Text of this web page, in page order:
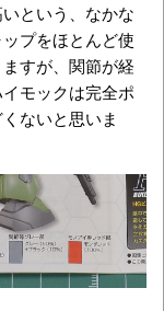
という、なかな
プをほとんど使
すが、関節が経
モックは完全ポ
ないと思いま